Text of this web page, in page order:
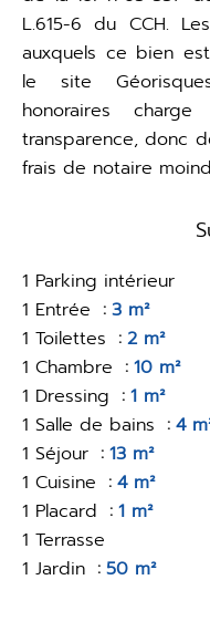
L.615-6 du CCH.
auxquels ce bien
le site
honoraires
transparence, donc
frais de notaire
1 Parking intérieur
1 Entrée
3 m²
1 Toilettes
2 m²
1 Chambre
10 m²
1 Dressing
1 m²
1 Salle de bains
4
1 Séjour
13 m²
1 Cuisine
4 m²
1 Placard
1 m²
1 Terrasse
1 Jardin
50 m²